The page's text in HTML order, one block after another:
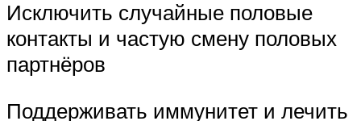
Исключить случайные половые
контакты и частую смену половых
партнёров
Поддерживать иммунитет и лечить